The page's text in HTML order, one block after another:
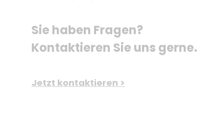
Sie haben Fragen?
Kontaktieren Sie uns gerne.
Jetzt kontaktieren >